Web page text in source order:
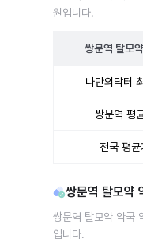
원입니다.
쌍문역 탈모약
나만의닥터
쌍문역 평
전국 평균
쌍문역 탈모약
쌍문역 탈모약 약국
입니다.